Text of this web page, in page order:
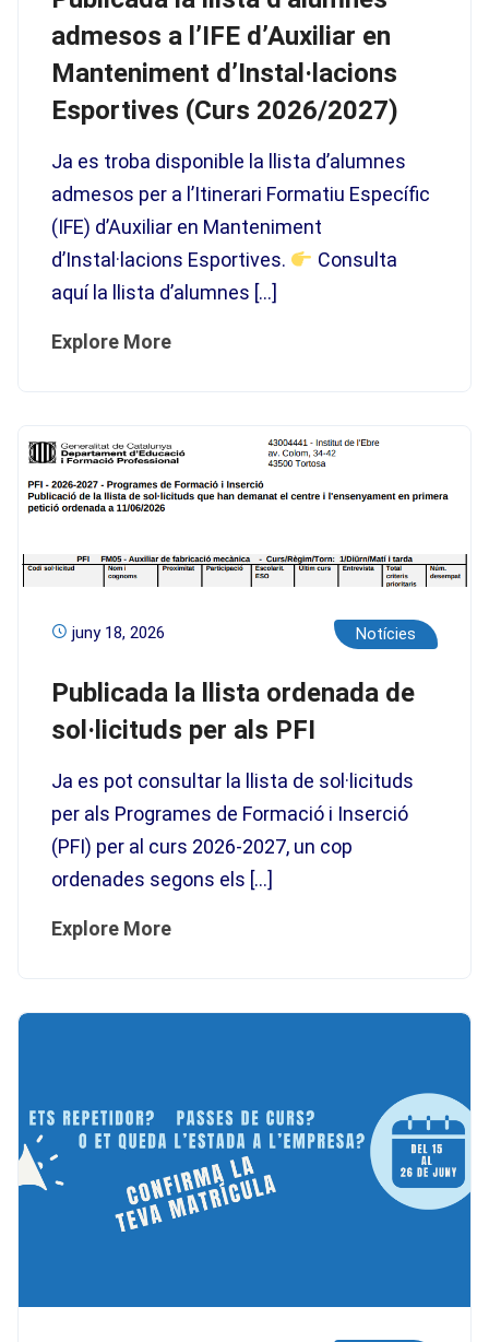
admesos a l’IFE d’Auxiliar en
Manteniment d’Instal·lacions
Esportives (Curs 2026/2027)
Ja es troba disponible la llista d’alumnes
admesos per a l’Itinerari Formatiu Específic
(IFE) d’Auxiliar en Manteniment
d’Instal·lacions Esportives.
Consulta
aquí la llista d’alumnes […]
Explore More
juny 18, 2026 Notícies
Publicada la llista ordenada de
sol·licituds per als PFI
Ja es pot consultar la llista de sol·licituds
per als Programes de Formació i Inserció
(PFI) per al curs 2026-2027, un cop
ordenades segons els […]
Explore More